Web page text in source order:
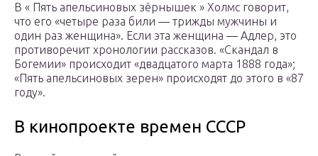
В « Пять апельсиновых зёрнышек » Холмс говорит,
что его «четыре раза били — трижды мужчины и
один раз женщина». Если эта женщина — Адлер, это
противоречит хронологии рассказов. «Скандал в
Богемии» происходит «двадцатого марта 1888 года»;
«Пять апельсиновых зерен» происходят до этого в «87
году».
В кинопроекте времен СССР